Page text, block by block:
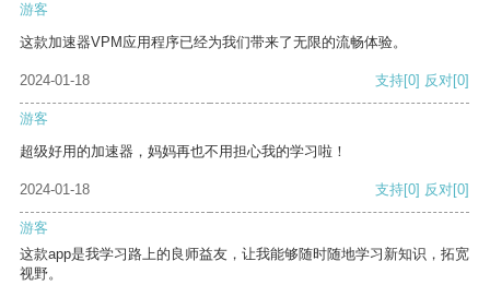
游客
这款加速器VPM应用程序已经为我们带来了无限的流畅体验。
2024-01-18 支持[0] 反对[0]
游客
超级好用的加速器，妈妈再也不用担心我的学习啦！
2024-01-18 支持[0] 反对[0]
游客
这款app是我学习路上的良师益友，让我能够随时随地学习新知识，拓宽
视野。